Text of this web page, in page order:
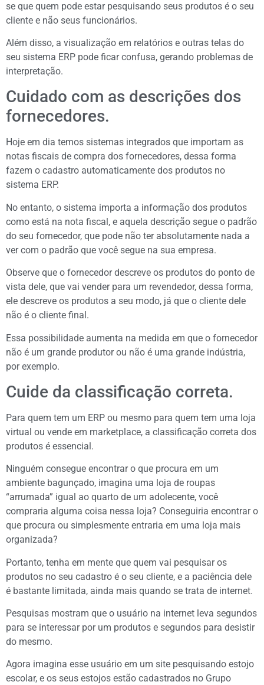
se que quem pode estar pesquisando seus produtos é o seu
cliente e não seus funcionários.
Além disso, a visualização em relatórios e outras telas do
seu sistema ERP pode ficar confusa, gerando problemas de
interpretação.
Cuidado com as descrições dos
fornecedores.
Hoje em dia temos sistemas integrados que importam as
notas fiscais de compra dos fornecedores, dessa forma
fazem o cadastro automaticamente dos produtos no
sistema ERP.
No entanto, o sistema importa a informação dos produtos
como está na nota fiscal, e aquela descrição segue o padrão
do seu fornecedor, que pode não ter absolutamente nada a
ver com o padrão que você segue na sua empresa.
Observe que o fornecedor descreve os produtos do ponto de
vista dele, que vai vender para um revendedor, dessa forma,
ele descreve os produtos a seu modo, já que o cliente dele
não é o cliente final.
Essa possibilidade aumenta na medida em que o fornecedor
não é um grande produtor ou não é uma grande indústria,
por exemplo.
Cuide da classificação correta.
Para quem tem um ERP ou mesmo para quem tem uma loja
virtual ou vende em marketplace, a classificação correta dos
produtos é essencial.
Ninguém consegue encontrar o que procura em um
ambiente bagunçado, imagina uma loja de roupas
“arrumada” igual ao quarto de um adolecente, você
compraria alguma coisa nessa loja? Conseguiria encontrar o
que procura ou simplesmente entraria em uma loja mais
organizada?
Portanto, tenha em mente que quem vai pesquisar os
produtos no seu cadastro é o seu cliente, e a paciência dele
é bastante limitada, ainda mais quando se trata de internet.
Pesquisas mostram que o usuário na internet leva segundos
para se interessar por um produtos e segundos para desistir
do mesmo.
Agora imagina esse usuário em um site pesquisando estojo
escolar, e os seus estojos estão cadastrados no Grupo